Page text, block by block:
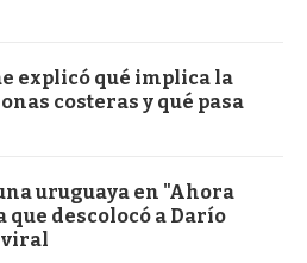
explicó qué implica la
costeras y qué pasa
uruguaya en "Ahora
descolocó a Darío
viral